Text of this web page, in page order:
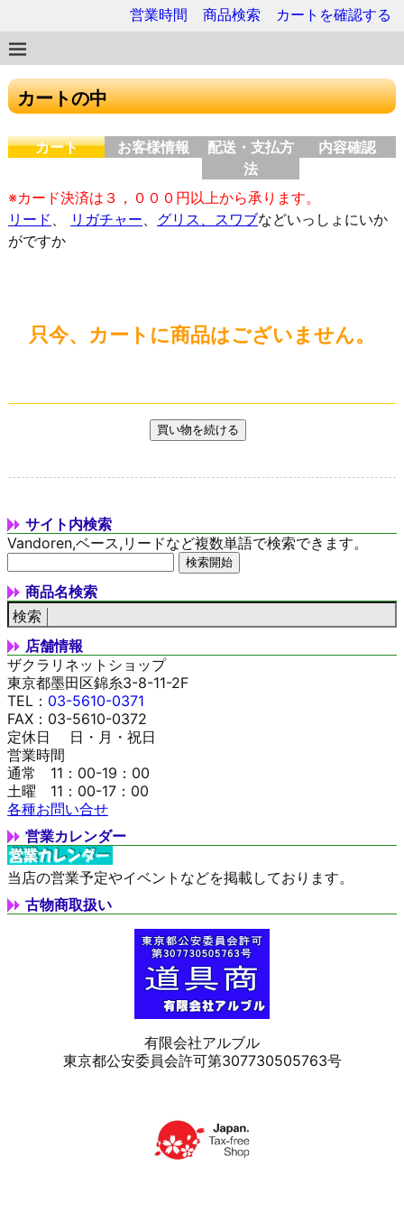
営業時間 商品検索 カートを確認する
カートの中
カート お客様情報
配送・支払方
法
内容確認
※カード決済は３，０００円以上から承ります。
リード 、 リガチャー、 グリス、スワブなどいっしょにいか
がですか
只今、カートに商品はございません。
サイト内検索
Vandoren,ベース,リードなど複数単語で検索できます。
商品名検索
店舗情報
ザクラリネットショップ
東京都墨田区錦糸3-8-11-2F
TEL： 03-5610-0371
FAX：03-5610-0372
定休日 日・月・祝日
営業時間
通常 11：00-19：00
土曜 11：00-17：00
各種お問い合せ
営業カレンダー
当店の営業予定やイベントなどを掲載しております。
古物商取扱い
有限会社アルブル
東京都公安委員会許可第307730505763号